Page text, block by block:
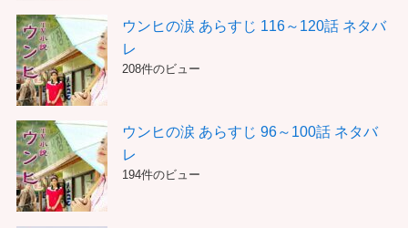
ウンヒの涙 あらすじ 116～120話 ネタバ
レ
208件のビュー
ウンヒの涙 あらすじ 96～100話 ネタバ
レ
194件のビュー